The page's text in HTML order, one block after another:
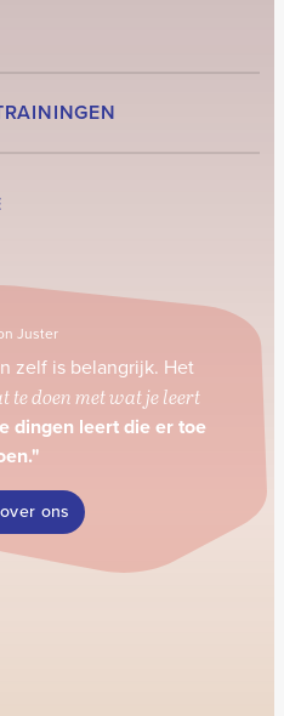
Juster
zelf is belangrijk. Het
te doen met wat je leert
dingen leert die er toe
ons